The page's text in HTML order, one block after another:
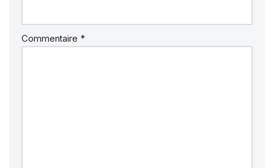
Commentaire *